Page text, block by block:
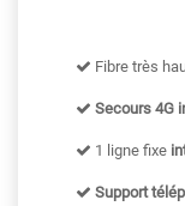
Fibre très
Secours 4G
1 ligne fixe
Support